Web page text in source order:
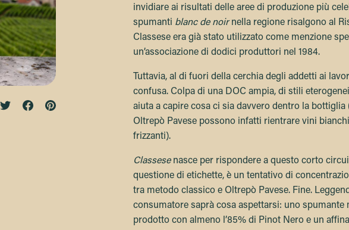
invidiare ai risultati delle aree di produzione più
spumanti blanc de noirnella regione risalgono al
Classese era già stato utilizzato come menzione
un’associazione di dodici produttori nel 1984.
Tuttavia, al di fuori della cerchia degli addetti ai
confusa. Colpa di una DOC ampia, di stili
aiuta a capire cosa ci sia davvero dentro la bottiglia
Oltrepò Pavese possono infatti rientrare vini
frizzanti).
Classesenasce per rispondere a questo corto
questione di etichette, è un tentativo di
tra metodo classico e Oltrepò Pavese. Fine.
consumatore saprà cosa aspettarsi: uno spumante
prodotto con almeno l’85% di Pinot Nero e un